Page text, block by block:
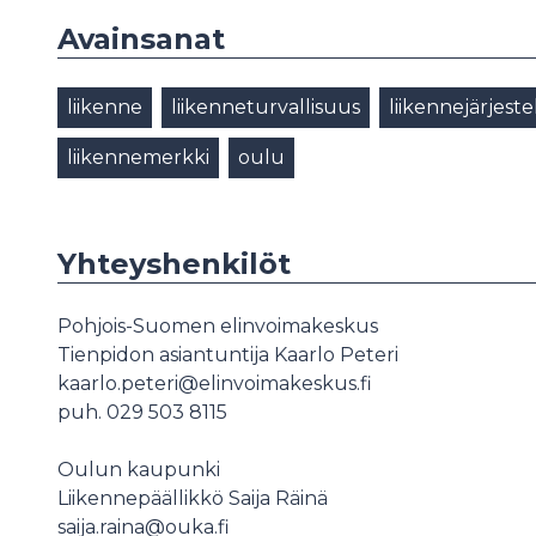
Avainsanat
liikenne liikenneturvallisuus
liikennemerkki oulu
Yhteyshenkilöt
Pohjois-Suomen elinvoimakeskus
Tienpidon asiantuntija Kaarlo Peteri
kaarlo.peteri@elinvoimakeskus.fi
puh. 029 503 8115
Oulun kaupunki
Liikennepäällikkö Saija Räinä
saija.raina@ouka.fi